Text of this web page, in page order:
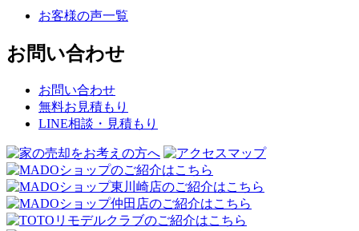
お客様の声一覧
お問い合わせ
お問い合わせ
無料お見積もり
LINE相談・見積もり